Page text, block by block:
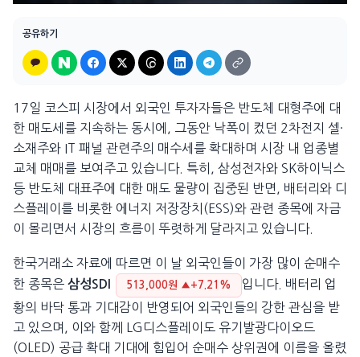
공유하기
17일 코스피 시장에서 외국인 투자자들은 반도체 대형주에 대
한 매도세를 지속하는 동시에, 그동안 낙폭이 컸던 2차전지 셀·
소재주와 IT 패널 관련주의 매수세를 확대하며 시장 내 업종별
교체 매매를 보여주고 있습니다. 특히, 삼성전자와 SK하이닉스
등 반도체 대표주에 대한 매도 물량이 집중된 반면, 배터리와 디
스플레이를 비롯한 에너지 저장장치(ESS)와 관련 종목에 자금
이 몰리면서 시장의 흐름이 뚜렷하게 달라지고 있습니다.
한국거래소 자료에 따르면 이 날 외국인들이 가장 많이 순매수
한 종목은 삼성SDI 513,000원 ▲+7.21%
입니다. 배터리 업
황의 바닥 통과 기대감이 반영되어 외국인들의 강한 관심을 받
고 있으며, 이와 함께 LG디스플레이도 유기발광다이오드
(OLED) 공급 확대 기대에 힘입어 순매수 상위권에 이름을 올렸